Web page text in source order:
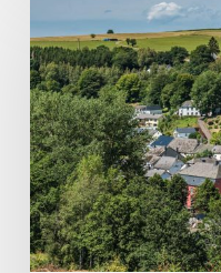
sociaux.
record
touristique
qui
confirme
la
force
de
notre
coopération